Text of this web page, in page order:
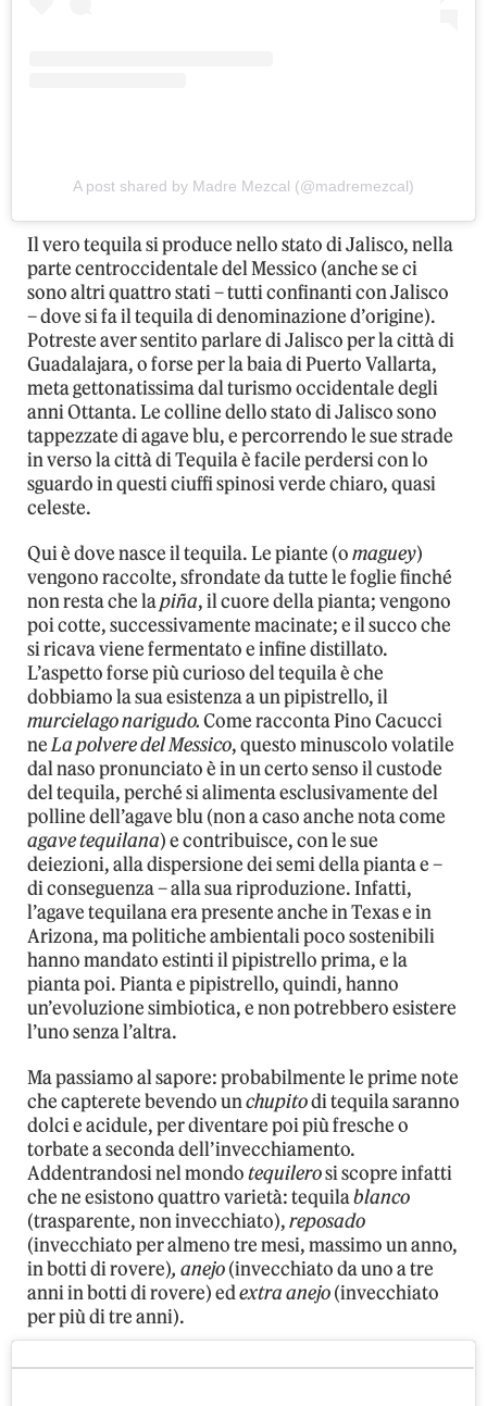
A post shared by Madre Mezcal (@madremezcal)
Il vero tequila si produce nello stato di Jalisco, nella
parte centroccidentale del Messico (anche se ci
sono altri quattro stati – tutti confinanti con Jalisco
– dove si fa il tequila di denominazione d’origine).
Potreste aver sentito parlare di Jalisco per la città di
Guadalajara, o forse per la baia di Puerto Vallarta,
meta gettonatissima dal turismo occidentale degli
anni Ottanta. Le colline dello stato di Jalisco sono
tappezzate di agave blu, e percorrendo le sue strade
in verso la città di Tequila è facile perdersi con lo
sguardo in questi ciuffi spinosi verde chiaro, quasi
celeste.
Qui è dove nasce il tequila. Le piante (omaguey)
vengono raccolte, sfrondate da tutte le foglie finché
non resta che lapiña, il cuore della pianta; vengono
poi cotte, successivamente macinate; e il succo che
si ricava viene fermentato e infine distillato.
L’aspetto forse più curioso del tequila è che
dobbiamo la sua esistenza a un pipistrello, il
murcielago narigudo.Come racconta Pino Cacucci
neLa polvere del Messico, questo minuscolo volatile
dal naso pronunciato è in un certo senso il custode
del tequila, perché si alimenta esclusivamente del
polline dell’agave blu (non a caso anche nota come
agave tequilana) e contribuisce, con le sue
deiezioni, alla dispersione dei semi della pianta e –
di conseguenza – alla sua riproduzione. Infatti,
l’agave tequilana era presente anche in Texas e in
Arizona, ma politiche ambientali poco sostenibili
hanno mandato estinti il pipistrello prima, e la
pianta poi. Pianta e pipistrello, quindi, hanno
un’evoluzione simbiotica, e non potrebbero esistere
l’uno senza l’altra.
Ma passiamo al sapore: probabilmente le prime note
che capterete bevendo unchupitodi tequila saranno
dolci e acidule, per diventare poi più fresche o
torbate a seconda dell’invecchiamento.
Addentrandosi nel mondotequilerosi scopre infatti
che ne esistono quattro varietà: tequilablanco
(trasparente, non invecchiato),reposado
(invecchiato per almeno tre mesi, massimo un anno,
in botti di rovere), anejo(invecchiato da uno a tre
anni in botti di rovere) edextra anejo(invecchiato
per più di tre anni).